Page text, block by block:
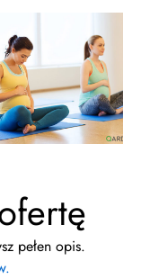
pełen opis.